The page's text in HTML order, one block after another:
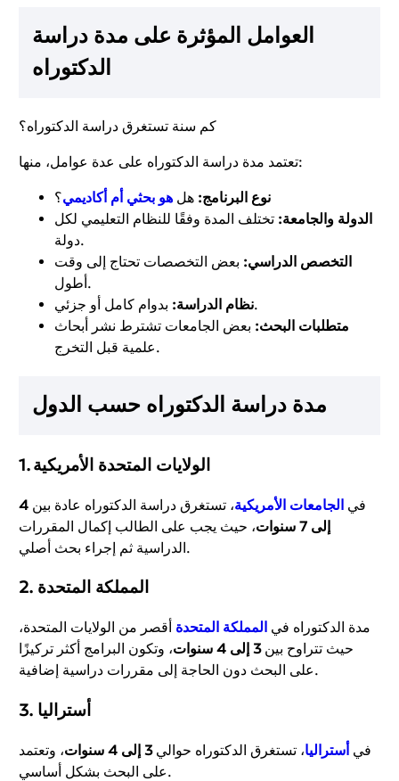
العوامل المؤثرة على مدة دراسة
الدكتوراه
كم سنة تستغرق دراسة الدكتوراه؟
تعتمد مدة دراسة الدكتوراه على عدة عوامل، منها:
نوع البرنامج: هل هو بحثي أم أكاديمي؟
الدولة والجامعة: تختلف المدة وفقًا للنظام التعليمي لكل
دولة.
التخصص الدراسي: بعض التخصصات تحتاج إلى وقت
أطول.
نظام الدراسة:بدوام كامل أو جزئي.
متطلبات البحث: بعض الجامعات تشترط نشر أبحاث
علمية قبل التخرج.
مدة دراسة الدكتوراه حسب الدول
1.الولايات المتحدة الأمريكية
في الجامعات الأمريكية، تستغرق دراسة الدكتوراه عادة بين 4
إلى 7 سنوات
، حيث يجب على الطالب إكمال المقررات
الدراسية ثم إجراء بحث أصلي.
2. المملكة المتحدة
مدة الدكتوراه في المملكة المتحدة أقصر من الولايات المتحدة،
حيث تتراوح بين3 إلى 4 سنوات
، وتكون البرامج أكثر تركيزًا
على البحث دون الحاجة إلى مقررات دراسية إضافية.
3. أستراليا
في أستراليا، تستغرق الدكتوراه حوالي3 إلى 4 سنوات
، وتعتمد
على البحث بشكل أساسي.